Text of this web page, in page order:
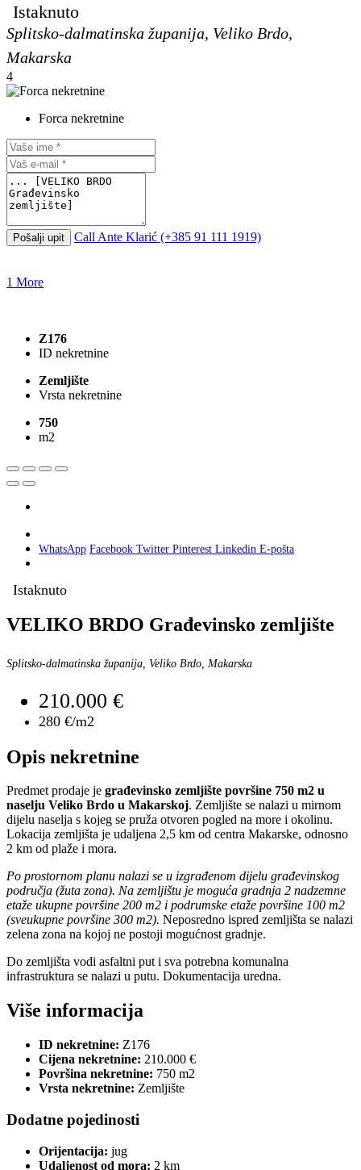
Istaknuto
Splitsko-dalmatinska županija, Veliko Brdo,
Makarska
4
Forca nekretnine
Pošalji upit Call Ante Klarić (+385 91 111 1919)
1 More
Z176
ID nekretnine
Zemljište
Vrsta nekretnine
750
m2
WhatsApp Facebook Twitter Pinterest Linkedin E-pošta
Istaknuto
VELIKO BRDO Građevinsko zemljište
Splitsko-dalmatinska županija, Veliko Brdo, Makarska
210.000 €
280 €/m2
Opis nekretnine
Predmet prodaje je građevinsko zemljište površine 750 m2 u
naselju Veliko Brdo u Makarskoj. Zemljište se nalazi u mirnom
dijelu naselja s kojeg se pruža otvoren pogled na more i okolinu.
Lokacija zemljišta je udaljena 2,5 km od centra Makarske, odnosno
2 km od plaže i mora.
Po prostornom planu nalazi se u izgrađenom dijelu građevinskog
područja (žuta zona). Na zemljištu je moguća gradnja 2 nadzemne
etaže ukupne površine 200 m2 i podrumske etaže površine 100 m2
(sveukupne površine 300 m2). Neposredno ispred zemljišta se nalazi
zelena zona na kojoj ne postoji mogućnost gradnje.
Do zemljišta vodi asfaltni put i sva potrebna komunalna
infrastruktura se nalazi u putu. Dokumentacija uredna.
Više informacija
ID nekretnine: Z176
Cijena nekretnine: 210.000 €
Površina nekretnine: 750 m2
Vrsta nekretnine: Zemljište
Dodatne pojedinosti
Orijentacija: jug
Udaljenost od mora: 2 km